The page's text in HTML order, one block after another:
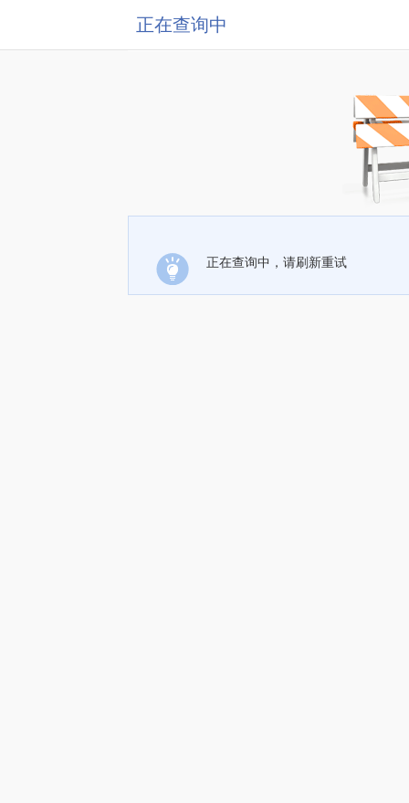
正在查询中
正在查询中，请刷新重试